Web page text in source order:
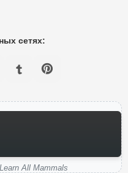
сетях:
All Mammals